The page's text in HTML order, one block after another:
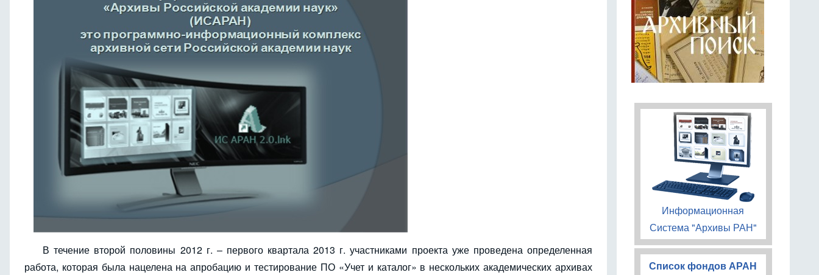
В течение второй половины 2012 г. – первого квартала 2013 г. участниками проекта уже проведена определенная
работа, которая была нацелена на апробацию и тестирование ПО «Учет и каталог» в нескольких академических архивах
Информационная
Система "Архивы РАН"
Список фондов АРАН